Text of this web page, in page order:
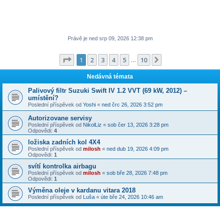
Právě je ned srp 09, 2026 12:38 pm
Stránka z 10
1 2 3 4 5 10
Nedávná témata
Palivový filtr Suzuki Swift IV 1.2 VVT (69 kW, 2012) –
umístění?
Poslední příspěvek od Yoshi « ned črc 26, 2026 3:52 pm
Autorizovane servisy
Poslední příspěvek od NikolLiz « sob čer 13, 2026 3:28 pm
Odpovědi: 4
ložiska zadních kol 4X4
Poslední příspěvek od milosh « ned dub 19, 2026 4:09 pm
Odpovědi: 1
svítí kontrolka airbagu
Poslední příspěvek od milosh « sob bře 28, 2026 7:48 pm
Odpovědi: 1
Výměna oleje v kardanu vitara 2018
Poslední příspěvek od Luša « úte bře 24, 2026 10:46 am